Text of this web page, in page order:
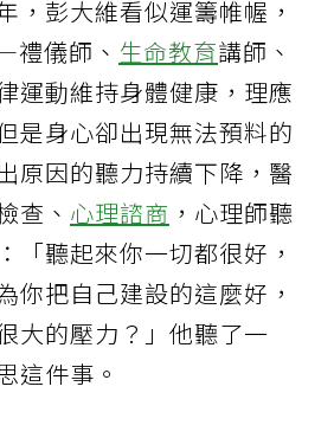
，彭大維看似運籌帷幄，
儀師、 生命教育講師、
運動維持身體健康，理應
是身心卻出現無法預料的
原因的聽力持續下降，醫
查、 心理諮商 ，心理師聽
「聽起來你一切都很好，
你把自己建設的這麼好，
大的壓力？」他聽了一
這件事。